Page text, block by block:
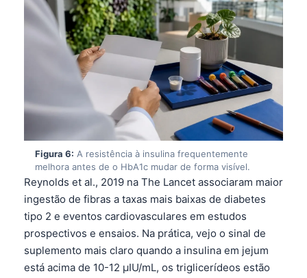
Figura 6: A resistência à insulina frequentemente
melhora antes de o HbA1c mudar de forma visível.
Reynolds et al., 2019 na The Lancet associaram maior
ingestão de fibras a taxas mais baixas de diabetes
tipo 2 e eventos cardiovasculares em estudos
prospectivos e ensaios. Na prática, vejo o sinal de
suplemento mais claro quando a insulina em jejum
está acima de 10-12 µIU/mL, os triglicerídeos estão
العربية المغربية
Afrikaans
Монгол
ພາສາລາວ
Basa Jawa
Cebuano
Кыргызча
Татар теле
Беларуская мова
Esperanto
Frysk